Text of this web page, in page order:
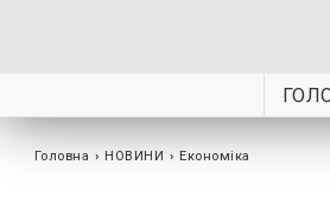
Головна › НОВИНИ › Економіка